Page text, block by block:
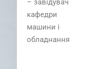
– завідувач
кафедри
машини і
обладнання